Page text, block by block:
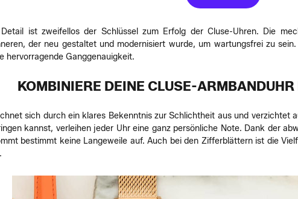
ist zweifellos der Schlüssel zum Erfolg der Cluse-Uhren. Die
der neu gestaltet und modernisiert wurde, um wartungsfrei zu
hervorragende Ganggenauigkeit.
KOMBINIERE DEINE CLUSE-
sich durch ein klares Bekenntnis zur Schlichtheit aus und verzichtet
kannst, verleihen jeder Uhr eine ganz persönliche Note. Dank der
bestimmt keine Langeweile auf. Auch bei den Zifferblättern ist die